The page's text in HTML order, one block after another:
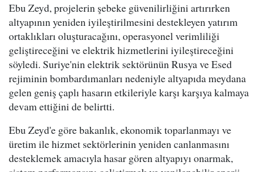
Ebu Zeyd, projelerin şebeke güvenilirliğini artırırken
altyapının yeniden iyileştirilmesini destekleyen yatırım
ortaklıkları oluşturacağını, operasyonel verimliliği
geliştireceğini ve elektrik hizmetlerini iyileştireceğini
söyledi. Suriye'nin elektrik sektörünün Rusya ve Esed
rejiminin bombardımanları nedeniyle altyapıda meydana
gelen geniş çaplı hasarın etkileriyle karşı karşıya kalmaya
devam ettiğini de belirtti.
Ebu Zeyd'e göre bakanlık, ekonomik toparlanmayı ve
üretim ile hizmet sektörlerinin yeniden canlanmasını
desteklemek amacıyla hasar gören altyapıyı onarmak,